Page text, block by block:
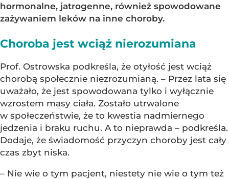
hormonalne, jatrogenne, również spowodowane
zażywaniem leków na inne choroby.
Choroba jest wciąż nierozumiana
Prof. Ostrowska podkreśla, że otyłość jest wciąż
chorobą społecznie niezrozumianą. – Przez lata się
uważało, że jest spowodowana tylko i wyłącznie
wzrostem masy ciała. Zostało utrwalone
w społeczeństwie, że to kwestia nadmiernego
jedzenia i braku ruchu. A to nieprawda – podkreśla.
Dodaje, że świadomość przyczyn choroby jest cały
czas zbyt niska.
– Nie wie o tym pacjent, niestety nie wie o tym też